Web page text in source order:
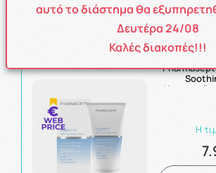
8 Πόντοι
Η
αυτό το διάστημα θα
Δευτέρα 24/08
Καλές διακοπές!!!